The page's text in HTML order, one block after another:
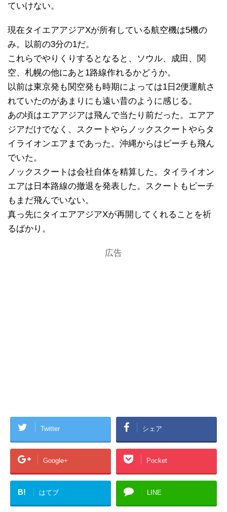
ていけない。
現在タイエアアジアXが所有している航空機は5機の
み。以前の3分の1だ。
これらでやりくりするとなると、ソウル、成田、関
空、札幌の他にあと1路線作れるかどうか。
以前は東京発も関空発も時期によっては1日2便運航さ
れていたのがあまりにも遠い昔のように感じる。
あの頃はエアアジアは飛んで当たり前だった。エアア
ジアだけでなく、スクートやらノックスクートやらタ
イライオンエアまであった。沖縄からはピーチも飛ん
でいた。
ノックスクートは会社自体を精算した。タイライオン
エアは日本路線の撤退を発表した。スクートもピーチ
もまだ飛んでいない。
真っ先にタイエアアジアXが再開してくれることを祈
るばかり。
広告
Twitter シェア
Google+ Pocket
B! はてブ LINE